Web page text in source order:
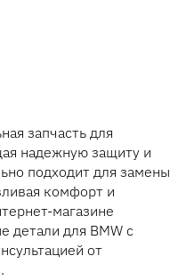
запчасть для
надежную защиту и
подходит для замены
комфорт и
магазине
детали для BMW с
от